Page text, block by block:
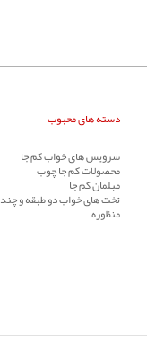
دسته های محبوب
سرویس های خواب کم جا
محصولات کم جا چوب
مبلمان کم جا
تخت های خواب دو طبقه و چند
منظوره